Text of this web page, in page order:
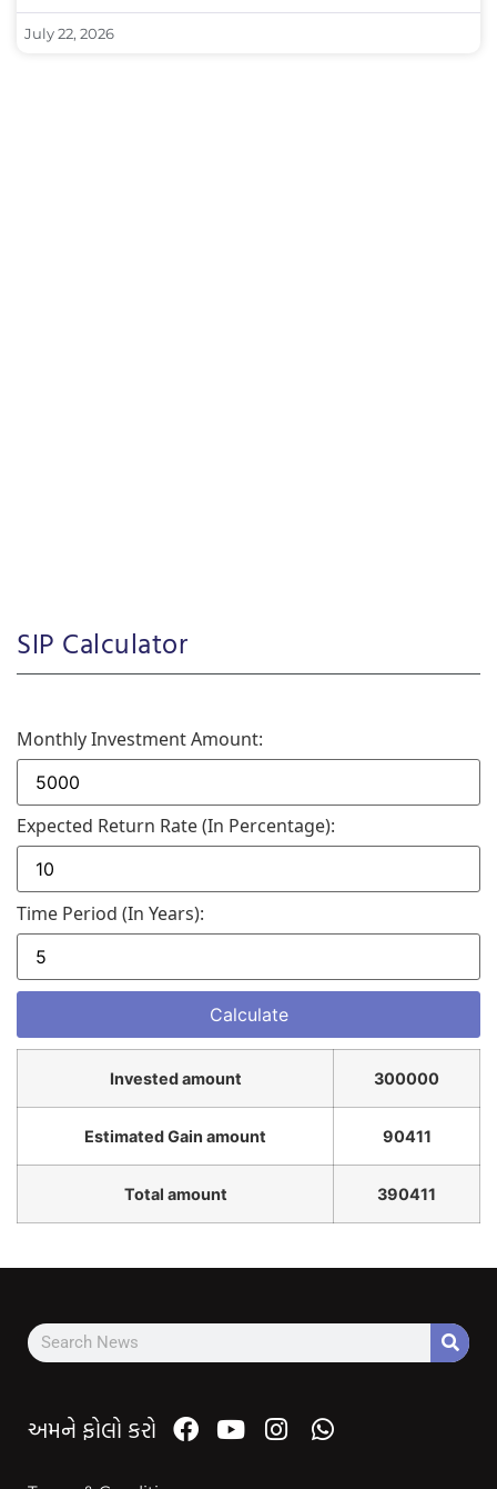
July 22, 2026
SIP Calculator
Monthly Investment Amount:
Expected Return Rate (in Percentage):
Time Period (in Years):
Invested amount 300000
Estimated Gain amount 90411
Total amount 390411
અમને ફોલો કરો